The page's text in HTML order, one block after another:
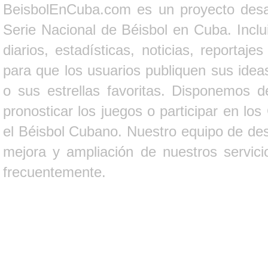
BeisbolEnCuba.com es un proyecto
Serie Nacional de Béisbol en Cuba.
diarios, estadísticas, noticias,
para que los usuarios publiquen sus
o sus estrellas favoritas. Disponemos
pronosticar los juegos o participar en
el Béisbol Cubano. Nuestro equipo de
mejora y ampliación de nuestros
frecuentemente.